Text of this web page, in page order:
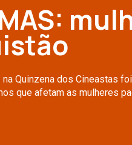
Quinzena dos Cineastas
que afetam as mulheres